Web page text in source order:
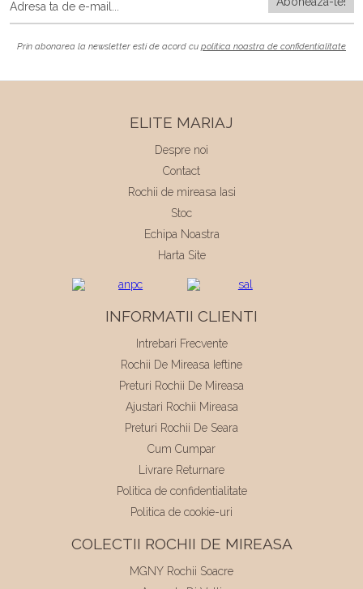
Prin abonarea la newsletter esti de acord cu politica noastra de confidentialitate
ELITE MARIAJ
Despre noi
Contact
Rochii de mireasa Iasi
Stoc
Echipa Noastra
Harta Site
INFORMATII CLIENTI
Intrebari Frecvente
Rochii De Mireasa Ieftine
Preturi Rochii De Mireasa
Ajustari Rochii Mireasa
Preturi Rochii De Seara
Cum Cumpar
Livrare Returnare
Politica de confidentialitate
Politica de cookie-uri
COLECTII ROCHII DE MIREASA
MGNY Rochii Soacre